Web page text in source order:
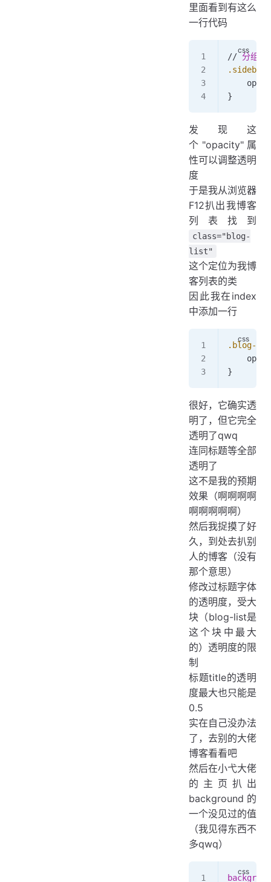
里面看到有这么
一行代码
// 分组的
}
发现这
个"opacity"属
性可以调整透明
度
于是我从浏览器
F12扒出我博客
列表找到
class="blog-
list"
这个定位为我博
客列表的类
因此我在index
中添加一行
.blog-
}
很好，它确实透
明了，但它完全
透明了qwq
连同标题等全部
透明了
这不是我的预期
效果（啊啊啊啊
啊啊啊啊啊）
然后我捉摸了好
久，到处去扒别
人的博客（没有
那个意思）
修改过标题字体
的透明度，受大
块（blog-list是
这个块中最大
的）透明度的限
制
标题title的透明
度最大也只能是
0.5
实在自己没办法
了，去别的大佬
博客看看吧
然后在小弋大佬
的主页扒出
background的
一个没见过的值
（我见得东西不
多qwq）